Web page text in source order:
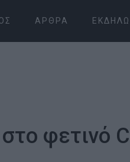
ΆΡΘΡΑ
φετινό